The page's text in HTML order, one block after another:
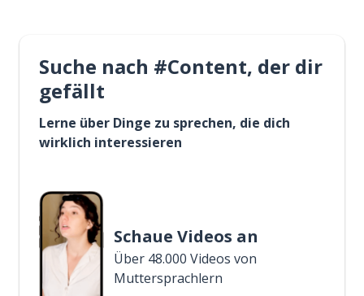
Suche nach #Content, der dir
gefällt
Lerne über Dinge zu sprechen, die dich
wirklich interessieren
Schaue Videos an
Über 48.000 Videos von
Muttersprachlern